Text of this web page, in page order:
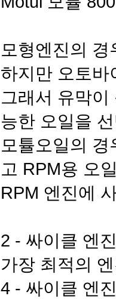
모형엔진의
하지만 오토바
그래서 유막
능한 오일을
모튤오일의
고 RPM용 오
RPM 엔진에
2 - 싸이클 엔
가장 최적의
4 - 싸이클 엔